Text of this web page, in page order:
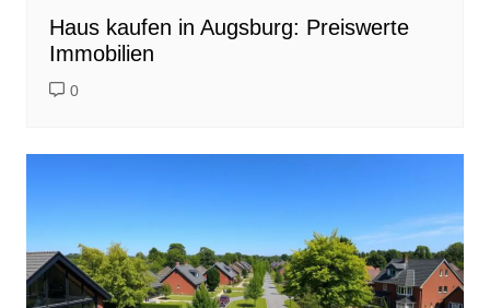
Haus kaufen in Augsburg: Preiswerte
Immobilien
0